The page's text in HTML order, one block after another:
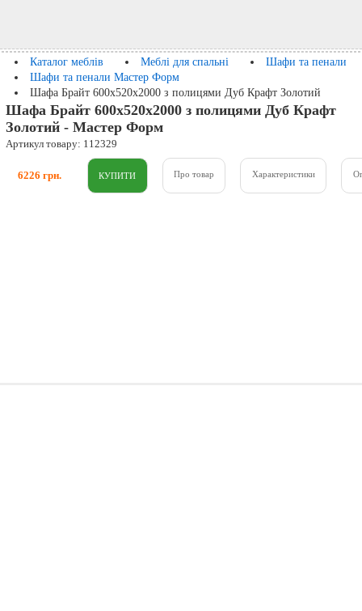
Каталог меблів Меблі для спальні
Шафи та пенали
Шафи та пенали Мастер Форм
Шафа Брайт 600х520х2000 з полицями Дуб Крафт Золотий
Шафа Брайт 600х520х2000 з полицями Дуб Крафт
Золотий - Мастер Форм
Артикул товару: 112329
6226 грн. Про товар Характеристики